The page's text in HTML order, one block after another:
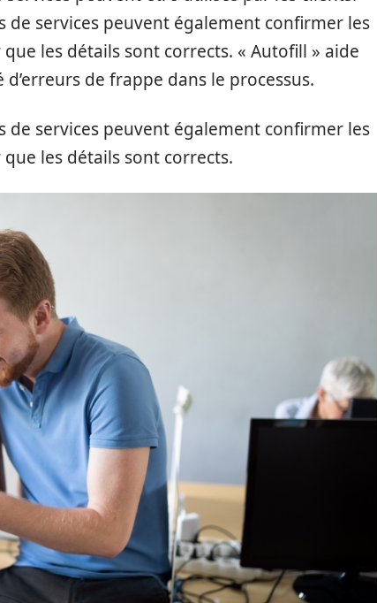
de services peuvent également confirmer les
les détails sont corrects. « Autofill » aide
de frappe dans le processus.
de services peuvent également confirmer les
les détails sont corrects.